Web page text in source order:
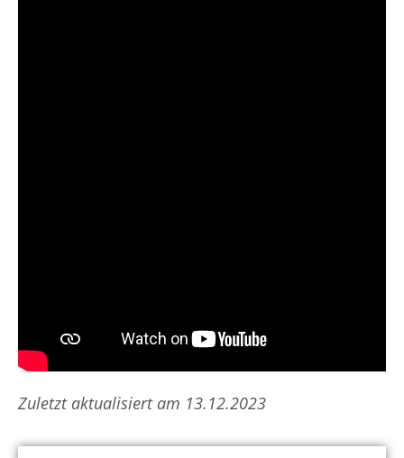
Zuletzt aktualisiert am 13.12.2023